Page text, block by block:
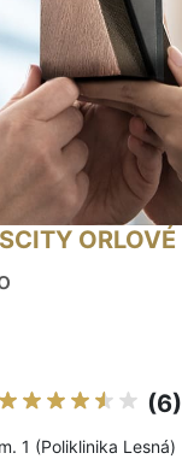
ORLOVÉ
(6)
1 (Poliklinika Lesná)